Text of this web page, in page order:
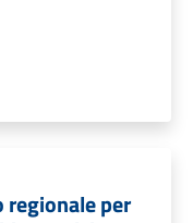
regionale per